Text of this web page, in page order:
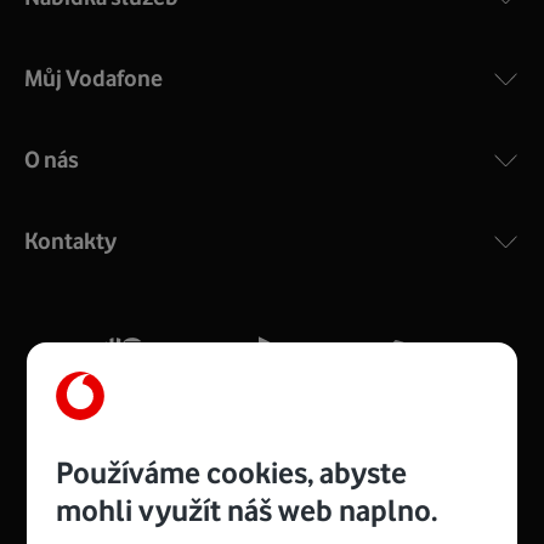
COMPAL CH7465VF
silný signál pro celou domácnost. Kompaktní rozměry 21
Více o COMPAL CH7465VF
Můj Vodafone
O nás
Kontakty
Používáme cookies, abyste
mohli využít náš web naplno.